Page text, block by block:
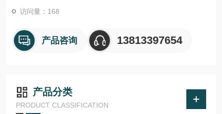
访问量：168
产品咨询 13813397654
产品分类
PRODUCT CLASSIFICATION